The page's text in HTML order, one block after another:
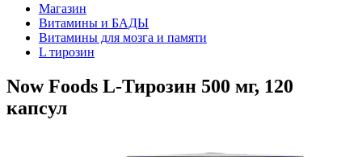
Магазин
Витамины и БАДЫ
Витамины для мозга и памяти
L тирозин
Now Foods L-Тирозин 500 мг, 120
капсул